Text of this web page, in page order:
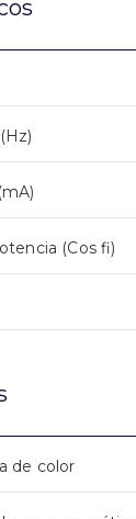
(Cos fi)
de color